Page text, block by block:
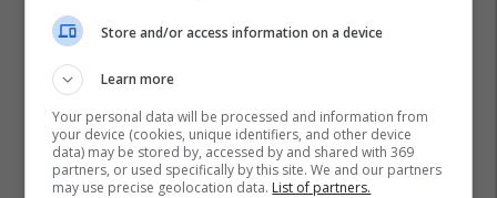
Store and/or access information on a device
Learn more
Your personal data will be processed and information from
your device (cookies, unique identifiers, and other device
data) may be stored by, accessed by and shared with 369
partners, or used specifically by this site. We and our partners
may use precise geolocation data. List of partners.